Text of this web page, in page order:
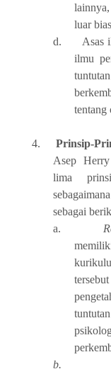
luar
d.
Asas
ilmu
tentang
4.
Prinsip-
Asep
lima
sebagai
a.
b.